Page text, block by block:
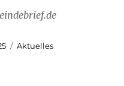
Kategorien
Aktuelles